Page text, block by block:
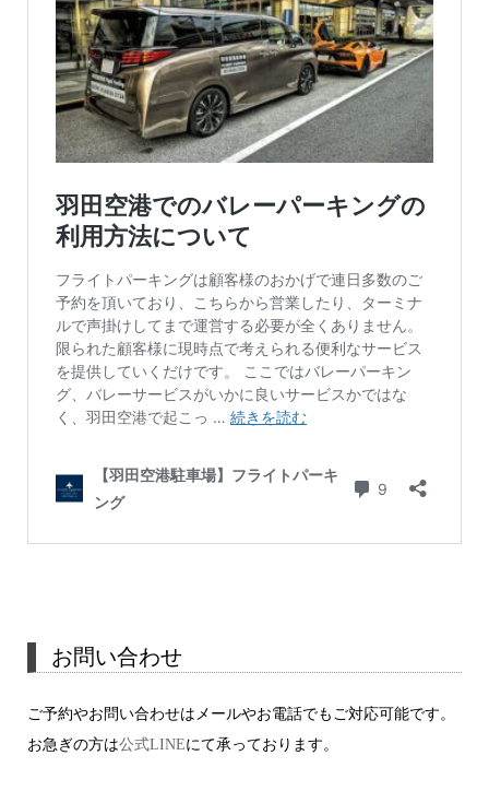
お問い合わせ
ご予約やお問い合わせはメールやお電話でもご対応可能です。
お急ぎの方は公式LINEにて承っております。